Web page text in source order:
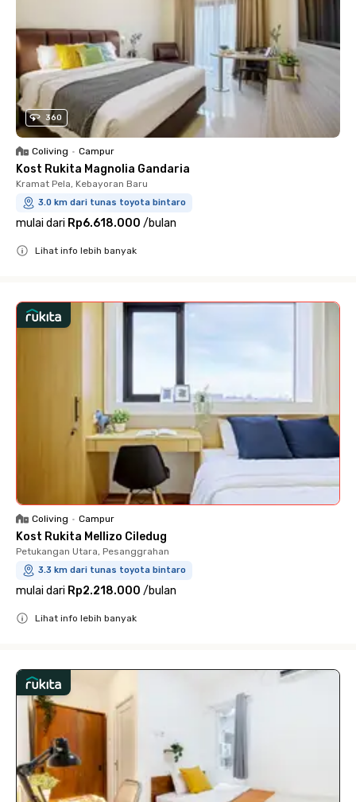
360
Coliving • Campur
Kost Rukita Magnolia Gandaria
Kramat Pela, Kebayoran Baru
3.0 km dari tunas toyota bintaro
mulai dari Rp6.618.000 /bulan
Lihat info lebih banyak
Coliving • Campur
Kost Rukita Mellizo Ciledug
Petukangan Utara, Pesanggrahan
3.3 km dari tunas toyota bintaro
mulai dari Rp2.218.000 /bulan
Lihat info lebih banyak